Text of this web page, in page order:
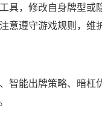
具，修改自身牌型或
意遵守游戏规则，维
智能出牌策略、暗杠